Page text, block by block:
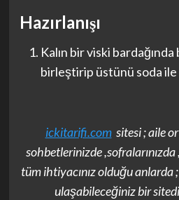
Hazırlanışı
Kalın bir viski
birleştirip üstünü soda ile
ickitarifi.comsitesi ; aile
sohbetlerinizde ,sofralarınızda
tüm ihtiyacınız olduğu
ulaşabileceğiniz bir